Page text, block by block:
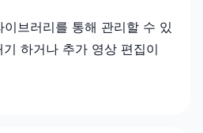
브러리를 통해 관리할 수 있
하거나 추가 영상 편집이